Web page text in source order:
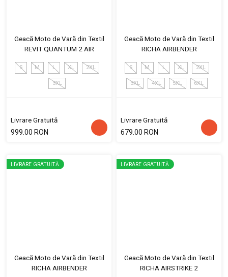
Geacă Moto de Vară din Textil
REVIT QUANTUM 2 AIR
S M L XL 2XL
3XL
Livrare Gratuită
999.00 RON
Geacă Moto de Vară din Textil
RICHA AIRBENDER
S M L XL 2XL
3XL 4XL 5XL 6XL
Livrare Gratuită
679.00 RON
LIVRARE GRATUITĂ
Geacă Moto de Vară din Textil
RICHA AIRBENDER
LIVRARE GRATUITĂ
Geacă Moto de Vară din Textil
RICHA AIRSTRIKE 2